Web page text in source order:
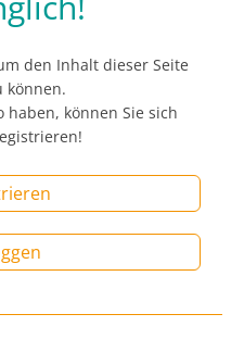
den Inhalt dieser Seite
können.
haben, können Sie sich